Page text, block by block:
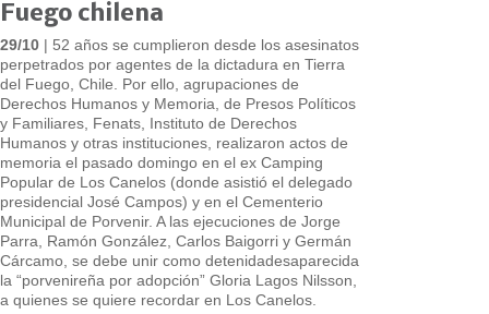
Fuego chilena
29/10 | 52 años se cumplieron desde los asesinatos
perpetrados por agentes de la dictadura en Tierra
del Fuego, Chile. Por ello, agrupaciones de
Derechos Humanos y Memoria, de Presos Políticos
y Familiares, Fenats, Instituto de Derechos
Humanos y otras instituciones, realizaron actos de
memoria el pasado domingo en el ex Camping
Popular de Los Canelos (donde asistió el delegado
presidencial José Campos) y en el Cementerio
Municipal de Porvenir. A las ejecuciones de Jorge
Parra, Ramón González, Carlos Baigorri y Germán
Cárcamo, se debe unir como detenidadesaparecida
la “porvenireña por adopción” Gloria Lagos Nilsson,
a quienes se quiere recordar en Los Canelos.